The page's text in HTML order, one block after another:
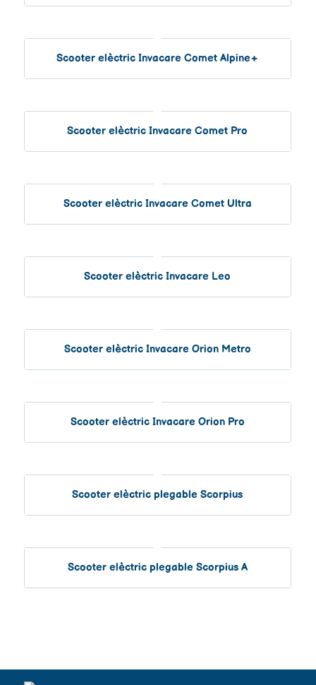
Scooter elèctric Invacare Comet Alpine+
Scooter elèctric Invacare Comet Pro
Scooter elèctric Invacare Comet Ultra
Scooter elèctric Invacare Leo
Scooter elèctric Invacare Orion Metro
Scooter elèctric Invacare Orion Pro
Scooter elèctric plegable Scorpius
Scooter elèctric plegable Scorpius A